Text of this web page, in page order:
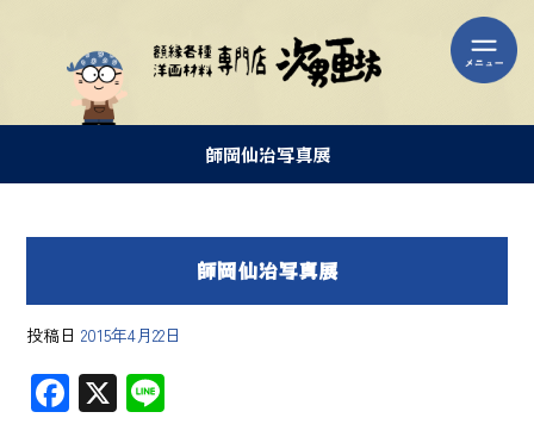
師岡仙治写真展
師岡仙治写真展
投稿日 2015年4月22日
F
ac
X